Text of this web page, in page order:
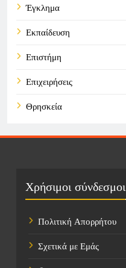
Έγκλημα
Εκπαίδευση
Επιστήμη
Επιχειρήσεις
Θρησκεία
Πολιτική
Τοποθεσίες
Χρήσιμοι σύνδεσμοι
Πολιτική Απορρήτου
Σχετικά με Εμάς